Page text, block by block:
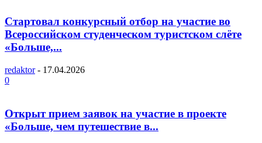
Стартовал конкурсный отбор на участие во
Всероссийском студенческом туристском слёте
«Больше,...
redaktor - 17.04.2026
0
Открыт прием заявок на участие в проекте
«Больше, чем путешествие в...